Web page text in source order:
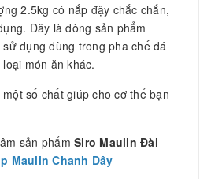
2.5kg có nắp đậy chắc chắn,
Đây là dòng sản phẩm
dụng dùng trong pha chế đá
món ăn khác.
số chất giúp cho cơ thể bạn
sản phẩm Siro Maulin Đài
Maulin Chanh Dây